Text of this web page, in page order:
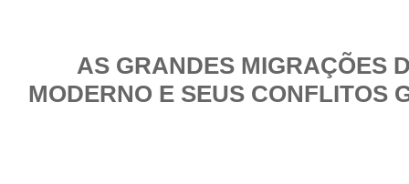
AS GRANDES MIGRAÇÕES
MODERNO E SEUS CONFLITOS